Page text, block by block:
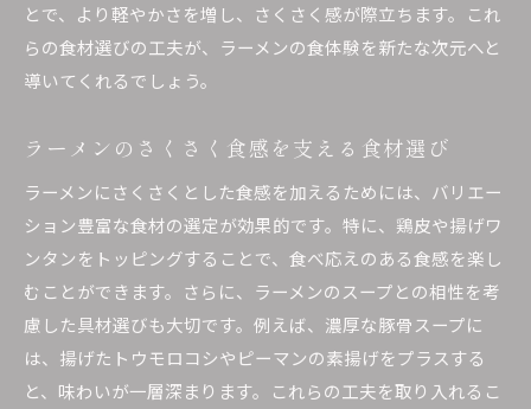
とで、より軽やかさを増し、さくさく感が際立ちます。これ
らの食材選びの工夫が、ラーメンの食体験を新たな次元へと
導いてくれるでしょう。
ラーメンのさくさく食感を支える食材選び
ラーメンにさくさくとした食感を加えるためには、バリエー
ション豊富な食材の選定が効果的です。特に、鶏皮や揚げワ
ンタンをトッピングすることで、食べ応えのある食感を楽し
むことができます。さらに、ラーメンのスープとの相性を考
慮した具材選びも大切です。例えば、濃厚な豚骨スープに
は、揚げたトウモロコシやピーマンの素揚げをプラスする
と、味わいが一層深まります。これらの工夫を取り入れるこ